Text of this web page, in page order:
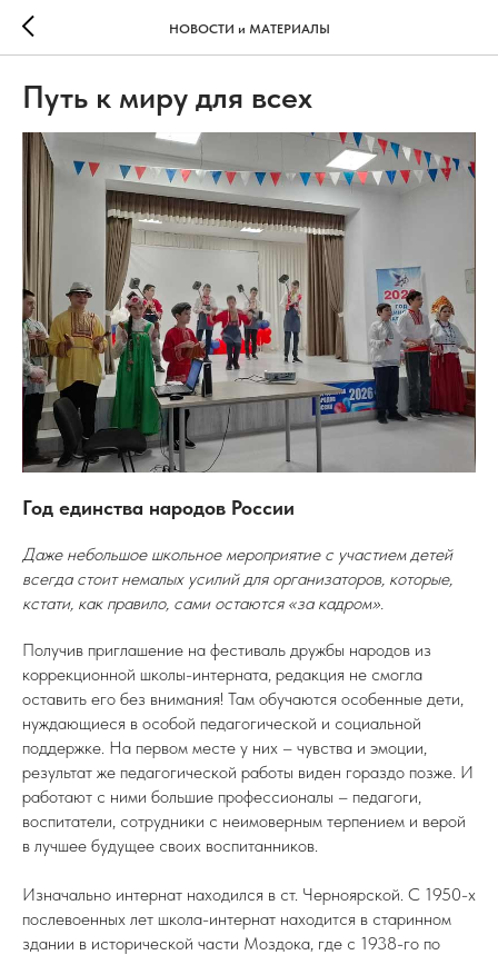
НОВОСТИ и МАТЕРИАЛЫ
Путь к миру для всех
Год единства народов России
Даже небольшое школьное мероприятие с участием детей
всегда стоит немалых усилий для организаторов, которые,
кстати, как правило, сами остаются «за кадром».
Получив приглашение на фестиваль дружбы народов из
коррекционной школы-интерната, редакция не смогла
оставить его без внимания! Там обучаются особенные дети,
нуждающиеся в особой педагогической и социальной
поддержке. На первом месте у них – чувства и эмоции,
результат же педагогической работы виден гораздо позже. И
работают с ними большие профессионалы – педагоги,
воспитатели, сотрудники с неимоверным терпением и верой
в лучшее будущее своих воспитанников.
Изначально интернат находился в ст. Черноярской. С 1950-х
послевоенных лет школа-интернат находится в старинном
здании в исторической части Моздока, где с 1938-го по